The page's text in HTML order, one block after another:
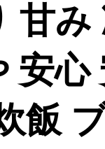
甘み
安心
飯